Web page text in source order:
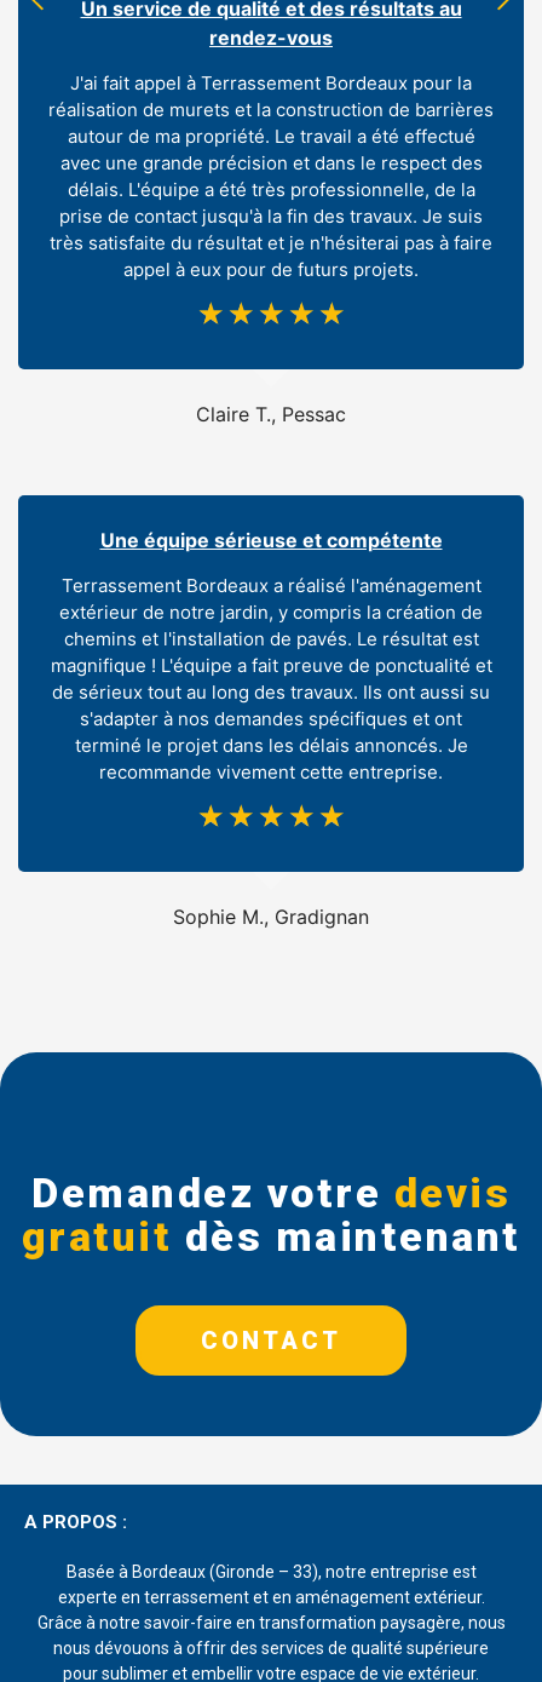
Claire T., Pessac
Un service de qualité et des résultats au
rendez-vous
J'ai fait appel à Terrassement Bordeaux pour la
réalisation de murets et la construction de barrières
autour de ma propriété. Le travail a été effectué
avec une grande précision et dans le respect des
délais. L'équipe a été très professionnelle, de la
prise de contact jusqu'à la fin des travaux. Je suis
très satisfaite du résultat et je n'hésiterai pas à faire
appel à eux pour de futurs projets.
☆ ☆ ☆ ☆ ☆
Sophie M., Gradignan
Une équipe sérieuse et compétente
Terrassement Bordeaux a réalisé l'aménagement
extérieur de notre jardin, y compris la création de
chemins et l'installation de pavés. Le résultat est
magnifique ! L'équipe a fait preuve de ponctualité et
de sérieux tout au long des travaux. Ils ont aussi su
s'adapter à nos demandes spécifiques et ont
terminé le projet dans les délais annoncés. Je
recommande vivement cette entreprise.
☆ ☆ ☆ ☆ ☆
Demandez votre devis
gratuit dès maintenant
CONTACT
A PROPOS :
Basée à Bordeaux (Gironde – 33), notre entreprise est
experte en terrassement et en aménagement extérieur.
Grâce à notre savoir-faire en transformation paysagère, nous
nous dévouons à offrir des services de qualité supérieure
pour sublimer et embellir votre espace de vie extérieur.